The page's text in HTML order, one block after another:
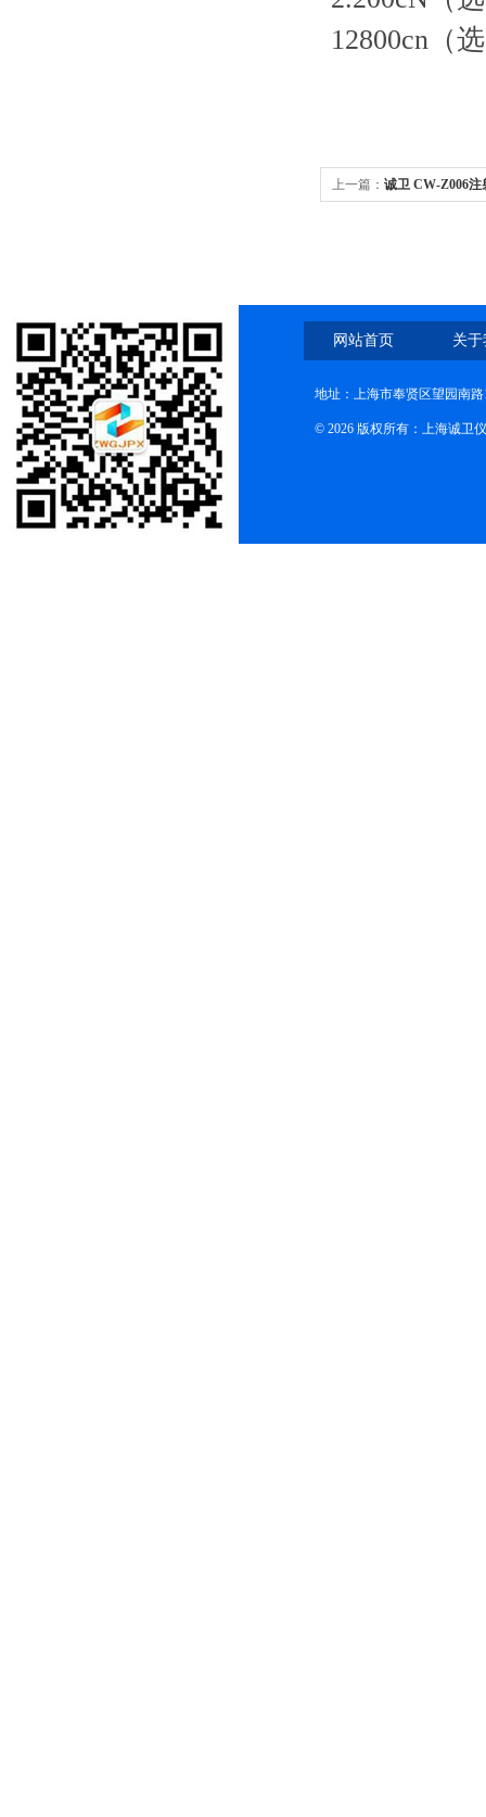
12800cn（
上一篇： 诚卫 CW-Z006
网站首页 关
地址：上海市奉贤区望园南路
© 2026 版权所有：上海诚卫